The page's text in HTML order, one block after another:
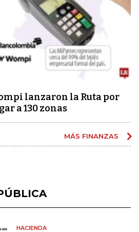
lanzaron la Ruta por
a 130 zonas
MÁS FINANZAS
HACIENDA